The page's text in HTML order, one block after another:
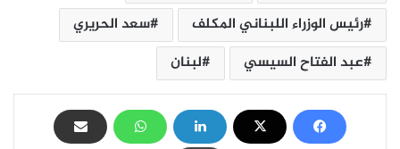
رئيس الوزراء اللبناني المكلف
سعد الحريري
عبد الفتاح السيسي
لبنان